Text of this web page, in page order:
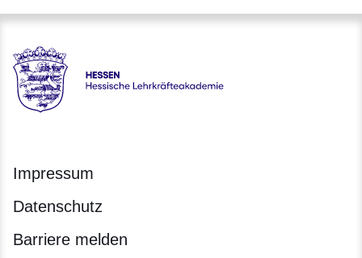
Hessen - Hessische Lehrkräfteakademie
Impressum
Datenschutz
Barriere melden